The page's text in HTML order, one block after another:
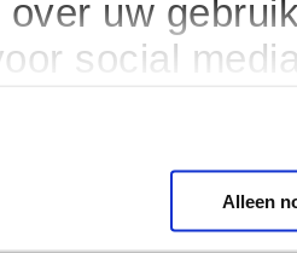
over uw
social
Alleen